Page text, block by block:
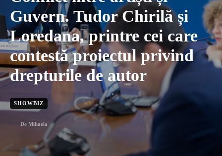
Guvern. Tudor Chirilă și
Loredana, printre cei care
contestă proiectul privind
drepturile de autor
SHOWBIZ
De Mihaela